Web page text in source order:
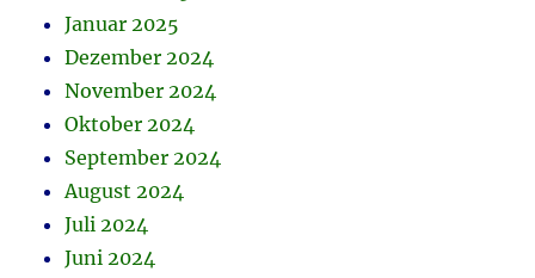
Januar 2025
Dezember 2024
November 2024
Oktober 2024
September 2024
August 2024
Juli 2024
Juni 2024